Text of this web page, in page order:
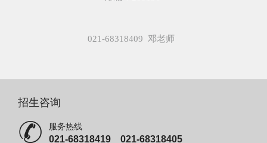
021-68318409 邓老师
招生咨询
服务热线
021-68318419 021-68318405